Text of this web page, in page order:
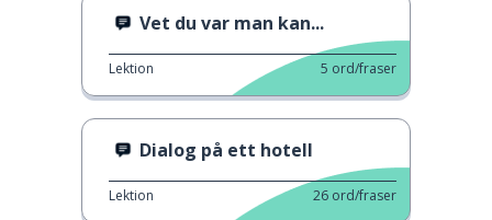
Vet du var man kan...
Lektion 5 ord/fraser
Dialog på ett hotell
Lektion 26 ord/fraser